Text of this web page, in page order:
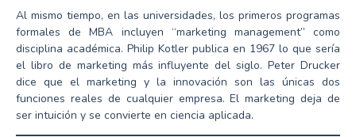
Al mismo tiempo, en las universidades, los primeros programas
formales de MBA incluyen “marketing management” como
disciplina académica. Philip Kotler publica en 1967 lo que sería
el libro de marketing más influyente del siglo. Peter Drucker
dice que el marketing y la innovación son las únicas dos
funciones reales de cualquier empresa. El marketing deja de
ser intuición y se convierte en ciencia aplicada.